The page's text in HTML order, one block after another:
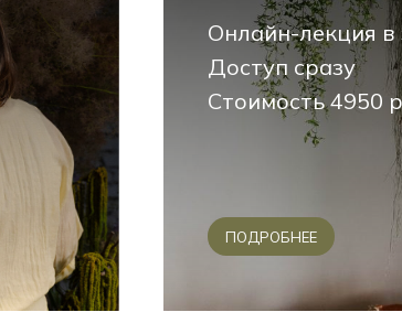
Онлайн-лекция в
Доступ сразу
Стоимость 4950
ПОДРОБНЕЕ